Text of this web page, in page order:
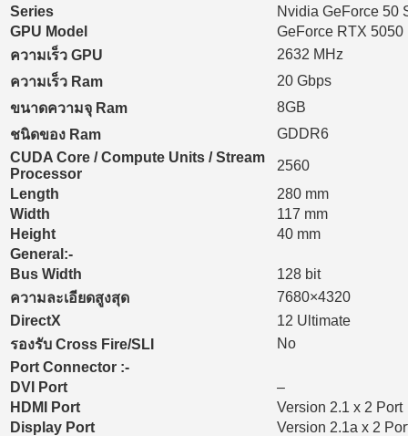
Series
Nvidia GeForce 50
GPU Model
GeForce RTX 5050
ความเร็ว GPU
2632 MHz
ความเร็ว Ram
20 Gbps
ขนาดความจุ Ram
8GB
ชนิดของ Ram
GDDR6
CUDA Core / Compute Units / Stream
Processor
2560
Length
280 mm
Width
117 mm
Height
40 mm
General:-
Bus Width
128 bit
ความละเอียดสูงสุด
7680×4320
DirectX
12 Ultimate
รองรับ Cross Fire/SLI
No
Port Connector :-
DVI Port
–
HDMI Port
Version 2.1 x 2 Port
Display Port
Version 2.1a x 2